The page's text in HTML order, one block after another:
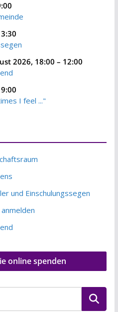
2026, 18:00 – 12:00
I feel ..."
und Einschulungssegen
online spenden